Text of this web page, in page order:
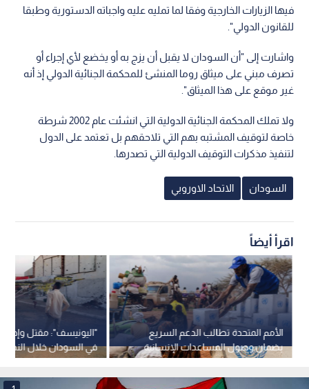
فيها الزيارات الخارجية وفقا لما تمليه عليه واجباته الدستورية وطبقا
للقانون الدولي".
واشارت إلى "أن السودان لا يقبل أن يزج به أو يخضع لأي إجراء أو
تصرف مبني على ميثاق روما المنشئ للمحكمة الجنائية الدولي إذ أنه
غير موقع على هذا الميثاق".
ولا تملك المحكمة الجنائية الدولية التي انشئت عام 2002 شرطة
خاصة لتوقيف المشتبه بهم التي تلاحقهم بل تعتمد على الدول
لتنفيذ مذكرات التوقيف الدولية التي تصدرها.
السودان الاتحاد الاوروبي
اقرأ أيضاً
في السودان خلال
عام 2026
الأمم المتحدة تطالب الدعم السريع
بضمان وصول المساعدات الإنسانية
إلى مدينة الأبيض